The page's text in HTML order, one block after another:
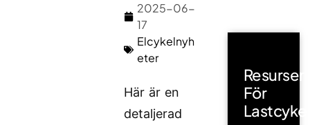
2025-06-
17
Elcykelnyh
eter
Här är en
detaljerad
Resurser
För
Lastcykel